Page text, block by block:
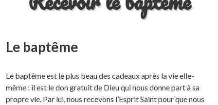
Le baptême
Le baptême est le plus beau des cadeaux après la vie elle-
même : il est le don gratuit de Dieu qui nous donne part à sa
propre vie. Par lui, nous recevons l’Esprit Saint pour que nous